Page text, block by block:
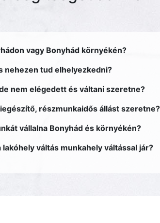
vagy Bonyhád környékén?
nehezen tud elhelyezkedni?
nem elégedett és váltani szeretne?
részmunkaidős állást szeretne?
vállalna Bonyhád és környékén?
váltás munkahely váltással jár?